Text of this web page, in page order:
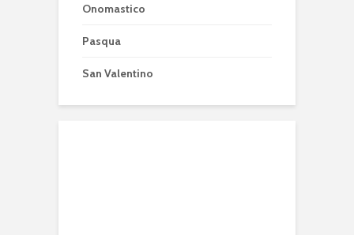
Onomastico
Pasqua
San Valentino